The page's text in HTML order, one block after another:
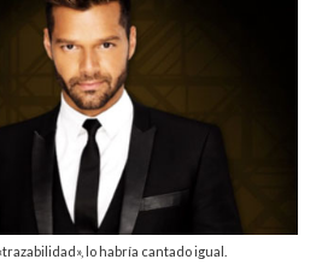
lo habría cantado igual.